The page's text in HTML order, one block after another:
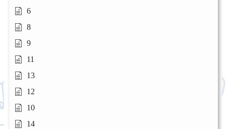
6
8
9
11
13
12
10
14